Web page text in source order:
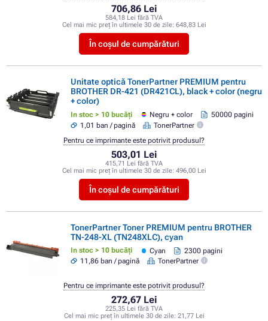
706,86 Lei
584,18 Lei fără TVA
Cel mai mic preț în ultimele 30 de zile: 648,83 Lei
În coșul de cumpărături
Unitate optică TonerPartner PREMIUM pentru
BROTHER DR-421 (DR421CL), black + color (negru
+ color)
In stoc > 10 bucăți Negru + color
50000 pagini
1,01 ban / pagină
TonerPartner
503,01 Lei
415,71 Lei fără TVA
Cel mai mic preț în ultimele 30 de zile: 496,00 Lei
În coșul de cumpărături
Pentru ce imprimante este potrivit produsul?
TonerPartner Toner PREMIUM pentru BROTHER
TN-248-XL (TN248XLC), cyan
In stoc > 10 bucăți Cyan
2300 pagini
11,86 ban / pagină
TonerPartner
272,67 Lei
225,35 Lei fără TVA
Cel mai mic preț în ultimele 30 de zile: 21,77 Lei
Pentru ce imprimante este potrivit produsul?